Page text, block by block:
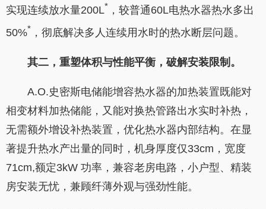
实现连续放水量200L* ，较普通60L电热水器热水多出
50%* ，彻底解决多人连续用水时的热水断层问题。
其二，重塑体积与性能平衡，破解安装限制。
A.O.史密斯电储能增容热水器的加热装置既能对
相变材料加热储能，又能对换热管路出水实时补热，
无需额外增设补热装置，优化热水器内部结构。在显
著提升热水产出量的同时，机身厚度仅33cm，宽度
71cm,额定3kW 功率，兼容老房电路，小户型、精装
房安装无忧，兼顾纤薄外观与强劲性能。